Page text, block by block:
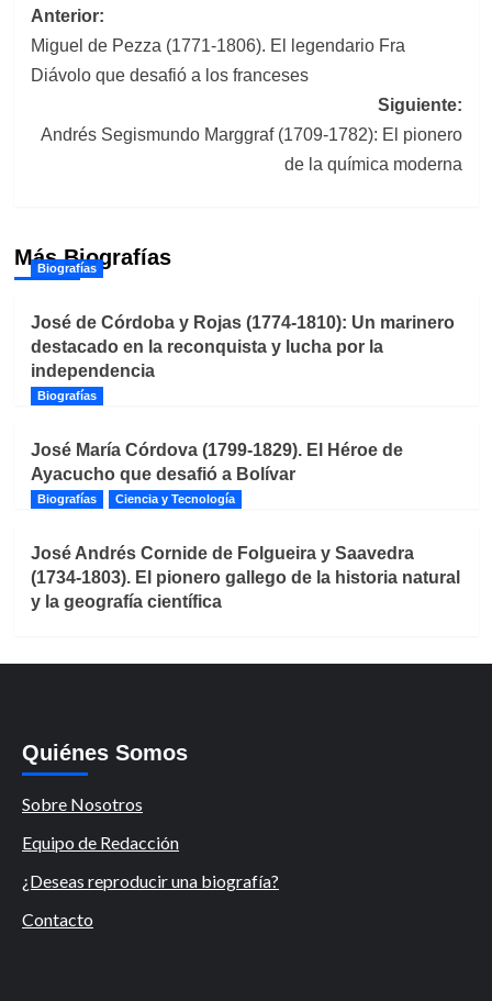
Navegación
de
entradas
Anterior:
Miguel de Pezza (1771-1806). El legendario Fra
Diávolo que desafió a los franceses
Siguiente:
Andrés Segismundo Marggraf (1709-1782): El pionero
de la química moderna
Más Biografías
Biografías
José de Córdoba y Rojas (1774-1810): Un marinero
destacado en la reconquista y lucha por la
independencia
Biografías
José María Córdova (1799-1829). El Héroe de
Ayacucho que desafió a Bolívar
Biografías Ciencia y Tecnología
José Andrés Cornide de Folgueira y Saavedra
(1734-1803). El pionero gallego de la historia natural
y la geografía científica
Quiénes Somos
Sobre Nosotros
Equipo de Redacción
¿Deseas reproducir una biografía?
Contacto